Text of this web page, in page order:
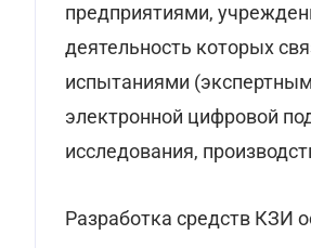
предприятиями,
деятельность которых
испытаниями
электронной цифровой
исследования,
Разработка средств КЗИ